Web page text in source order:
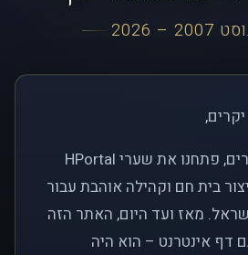
לפני כמעט שני עשורים, פתחנו את שערי HPortal
בית חם וקהילה אוהבת עבור
מאז ועד היום, האתר הזה
דף אינטרנט – הוא היה